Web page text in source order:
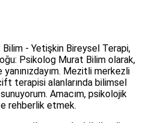
- Yetişkin Bireysel Terapi,
Psikolog Murat Bilim olarak,
Mezitli merkezli
terapisi alanlarında bilimsel
Amacım, psikolojik
rehberlik etmek.